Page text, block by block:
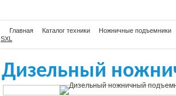
Главная Каталог техники
Ножничные подъемники
SXL
Дизельный